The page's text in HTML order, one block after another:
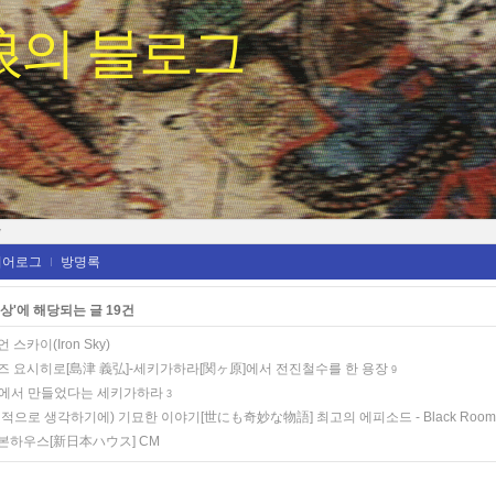
의 블로그
로그 방명록
'에 해당되는 글 19건
스카이(Iron Sky)
요시히로[島津 義弘]-세키가하라[関ヶ原]에서 전진철수를 한 용장 9
서 만들었다는 세키가하라 3
으로 생각하기에) 기묘한 이야기[世にも奇妙な物語] 최고의 에피소드 - Black Room
하우스[新日本ハウス] CM